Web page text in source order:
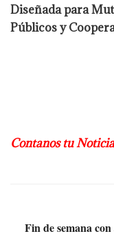
Diseñada para
Públicos y
Contanos tu
Fin de semana